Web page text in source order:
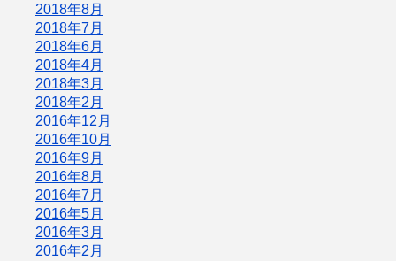
2018年8月
2018年7月
2018年6月
2018年4月
2018年3月
2018年2月
2016年12月
2016年10月
2016年9月
2016年8月
2016年7月
2016年5月
2016年3月
2016年2月